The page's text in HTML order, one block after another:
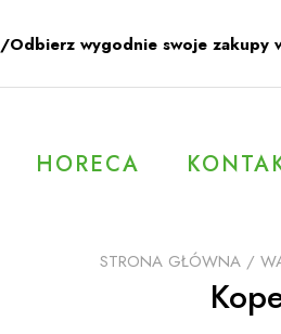
/Odbierz wygodnie swoje zakupy
HORECA
STRONA GŁÓWNA /